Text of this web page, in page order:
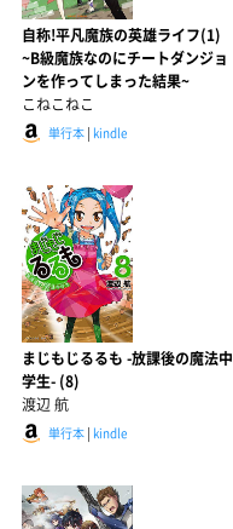
自称!平凡魔族の英雄ライフ(1)
~B級魔族なのにチートダンジョ
ンを作ってしまった結果~
こねこねこ
単行本 | kindle
まじもじるるも -放課後の魔法中
学生- (8)
渡辺 航
単行本 | kindle